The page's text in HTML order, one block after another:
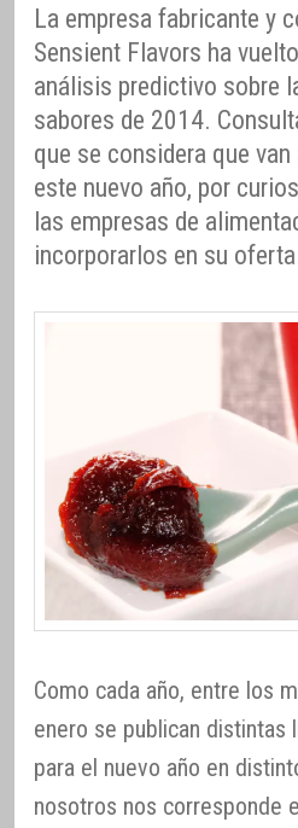
La empresa fabricante y
Sensient Flavors ha
análisis predictivo sobre
sabores de 2014.
que se considera que
este nuevo año, por
las empresas de
incorporarlos en su
Como cada año, entre los
enero se publican distintas
para el nuevo año en
nosotros nos corresponde